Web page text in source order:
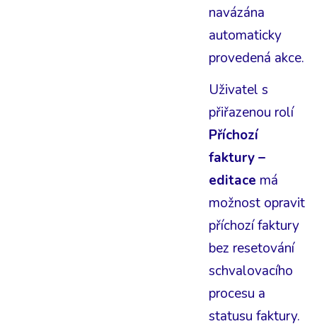
navázána
automaticky
provedená akce.
Uživatel s
přiřazenou rolí
Příchozí
faktury –
editace má
možnost opravit
příchozí faktury
bez resetování
schvalovacího
procesu a
statusu faktury.